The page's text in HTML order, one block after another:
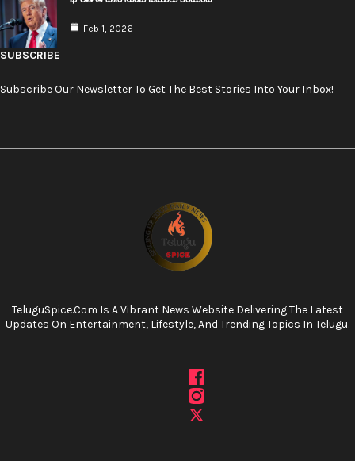
Feb 1, 2026
SUBSCRIBE
Subscribe Our Newsletter To Get The Best Stories Into Your Inbox!
TeluguSpice.com Is A Vibrant News Website Delivering The Latest
Updates On Entertainment, Lifestyle, And Trending Topics In Telugu.